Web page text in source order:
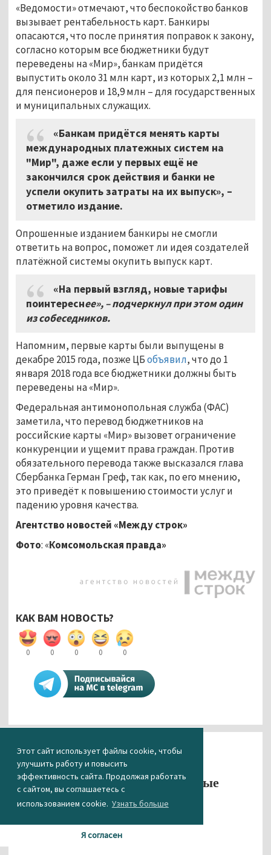
Этот сайт использует файлы cookie, чтобы
улучшить работу и повысить
эффективность сайта. Продолжая работать
с сайтом, вы соглашаетесь с
использованием cookie. Узнать больше
Я согласен
«Ведомости» отмечают, что беспокойство банков
вызывает рентабельность карт. Банкиры
опасаются, что после принятия поправок к закону,
согласно которым все бюджетники будут
переведены на «Мир», банкам придётся
выпустить около 31 млн карт, из которых 2,1 млн –
для пенсионеров и 18,9 млн – для государственных
и муниципальных служащих.
«Банкам придётся менять карты
международных платежных систем на
"Мир", даже если у первых ещё не
закончился срок действия и банки не
успели окупить затраты на их выпуск», –
отметило издание.
Опрошенные изданием банкиры не смогли
ответить на вопрос, поможет ли идея создателей
платёжной системы окупить выпуск карт.
«На первый взгляд, новые тарифы
поинтереснее», – подчеркнул при этом один
из собеседников.
Напомним, первые карты были выпущены в
декабре 2015 года, позже ЦБобъявил, что до 1
января 2018 года все бюджетники должны быть
переведены на «Мир».
Федеральная антимонопольная служба (ФАС)
заметила, что перевод бюджетников на
российские карты «Мир» вызовет ограничение
конкуренции и ущемит права граждан. Против
обязательного перевода также высказался глава
Сбербанка Герман Греф, так как, по его мнению,
это приведёт к повышению стоимости услуг и
падению уровня качества.
Агентство новостей «Между строк»
Фото: «Комсомольская правда»
КАК ВАМ НОВОСТЬ?
0 0 0 0 0
Спорт
ВК «Уралочка-НТМК» и ХК
«Спутник» проиграли очередные
матчи в рамках регулярных